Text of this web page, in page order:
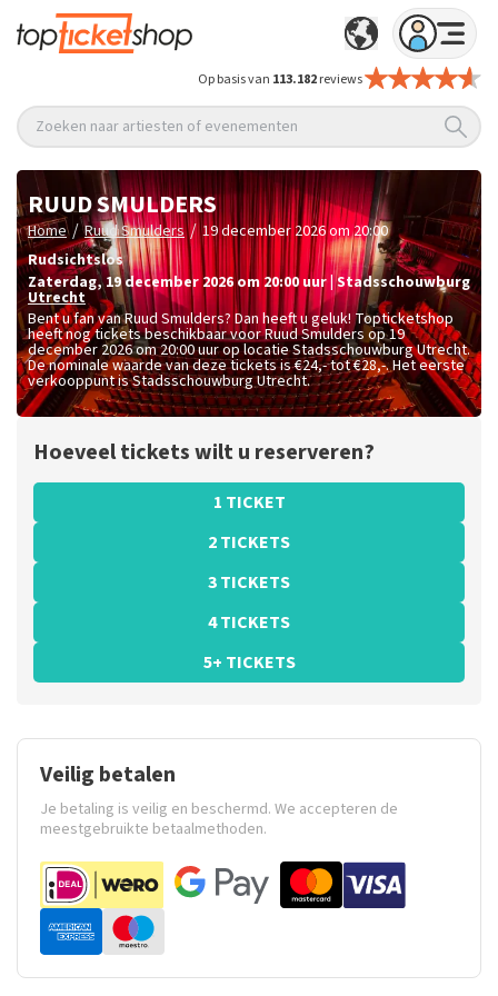
Op basis van 113.182reviews
Zoeken naar artiesten of evenementen
RUUD SMULDERS
Home / Ruud Smulders / 19 december 2026 om 20:00
Rudsichtslos
zaterdag,19 december 2026 om 20:00 uur |Stadsschouwburg
Utrecht
Bent u fan van Ruud Smulders? Dan heeft u geluk! Topticketshop
heeft nog tickets beschikbaar voor Ruud Smulders op 19
december 2026 om 20:00 uur op locatie Stadsschouwburg Utrecht.
De nominale waarde van deze tickets is€24,- tot €28,-. Het eerste
verkooppunt is Stadsschouwburg Utrecht.
Hoeveel tickets wilt u reserveren?
1 TICKET
2 TICKETS
3 TICKETS
4 TICKETS
5+ TICKETS
Veilig betalen
Je betaling is veilig en beschermd. We accepteren de
meestgebruikte betaalmethoden.